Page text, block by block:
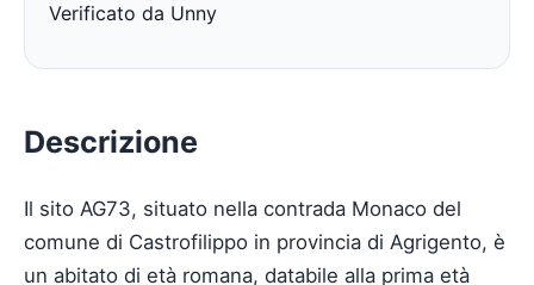
Verificato da Unny
Descrizione
Il sito AG73, situato nella contrada Monaco del
comune di Castrofilippo in provincia di Agrigento, è
un abitato di età romana, databile alla prima età